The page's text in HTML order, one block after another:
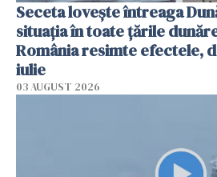
Seceta lovește întreaga
situația în toate țările
România resimte efectele,
iulie
03 AUGUST 2026